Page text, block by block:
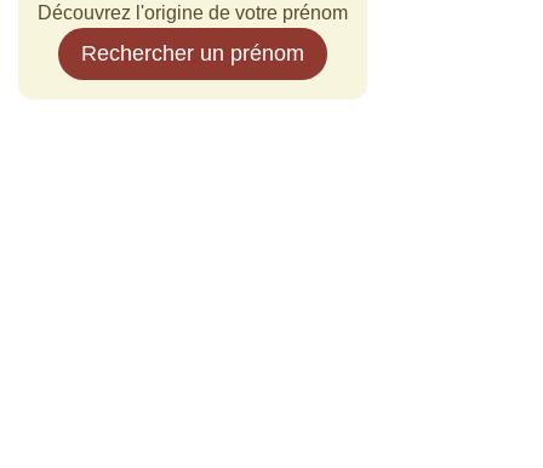
Découvrez l'origine de votre prénom
Rechercher un prénom